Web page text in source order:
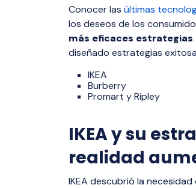
Conocer las últimas
los deseos de los
más eficaces estrategias
diseñado estrategias
IKEA
Burberry
Promart y Ripley
IKEA y su
realidad
IKEA descubrió la